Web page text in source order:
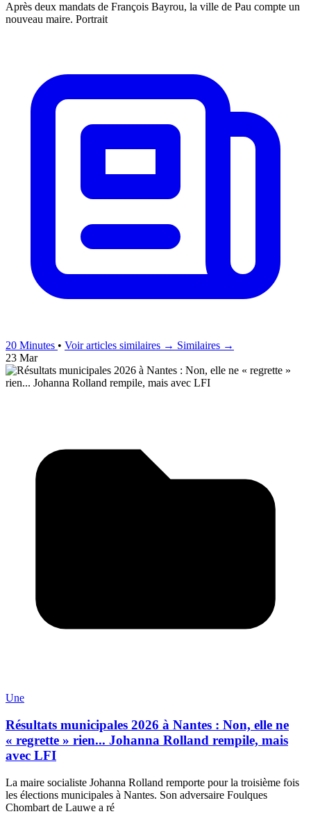
Après deux mandats de François Bayrou, la ville de Pau compte un
nouveau maire. Portrait
20 Minutes • Voir articles similaires → Similaires →
23 Mar
Une
Résultats municipales 2026 à Nantes : Non, elle ne
« regrette » rien... Johanna Rolland rempile, mais
avec LFI
La maire socialiste Johanna Rolland remporte pour la troisième fois
les élections municipales à Nantes. Son adversaire Foulques
Chombart de Lauwe a ré